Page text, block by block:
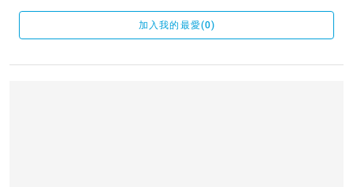
加入我的最愛(0)